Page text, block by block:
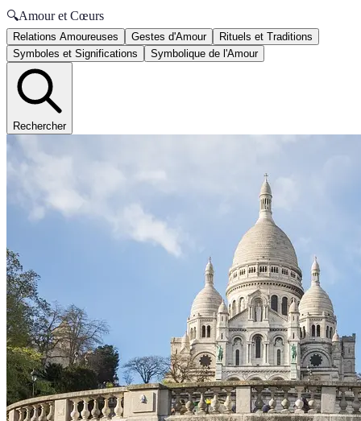
🔍Amour et Cœurs
Relations Amoureuses Gestes d'Amour
Rituels et Traditions
Symboles et Significations
Symbolique de l'Amour
Rechercher